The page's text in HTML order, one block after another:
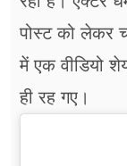
पोस्ट को लेकर
में एक वीडियो
ही रह गए।